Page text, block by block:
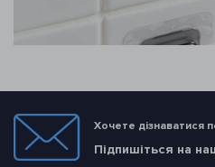
Хочете дізнаватися
Підпишіться на